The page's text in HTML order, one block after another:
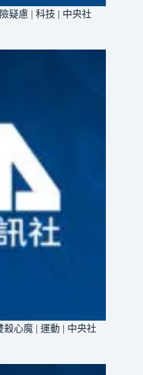
疑慮 | 科技 | 中央社
心魔 | 運動 | 中央社